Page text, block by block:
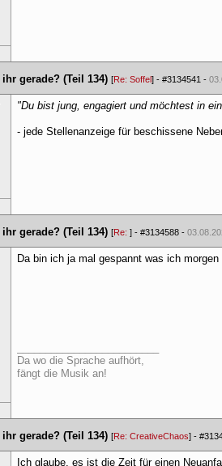
ihr gerade? (Teil 134) [Re: Soffel] - #3134541 -
"Du bist jung, engagiert und möchtest in
- jede Stellenanzeige für beschissene
ihr gerade? (Teil 134) [Re: ] - #3134588 -
Da bin ich ja mal gespannt was ich morgen
Da wo die Sprache aufhört,
fängt die Musik an!
ihr gerade? (Teil 134) [Re: CreativeChao] -
Ich glaube, es ist die Zeit für einen